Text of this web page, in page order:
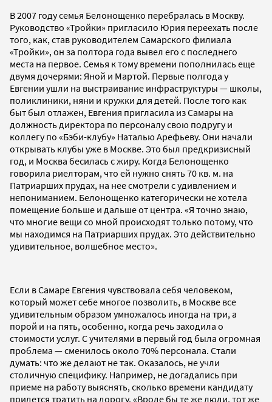
В 2007 году семья Белонощенко перебралась в Москву.
Руководство «Тройки» пригласило Юрия переехать после
того, как, став руководителем Самарского филиала
«Тройки», он за полтора года вывел его с последнего
места на первое. Семья к тому времени пополнилась еще
двумя дочерями: Яной и Мартой. Первые полгода у
Евгении ушли на выстраивание инфраструктуры — школы,
поликлиники, няни и кружки для детей. После того как
быт был отлажен, Евгения пригласила из Самары на
должность директора по персоналу свою подругу и
коллегу по «Бэби-клубу» Наталью Арефьеву. Они начали
открывать клубы уже в Москве. Это был предкризисный
год, и Москва бесилась с жиру. Когда Белонощенко
говорила риелторам, что ей нужно снять 70 кв. м. на
Патриарших прудах, на нее смотрели с удивлением и
непониманием. Белонощенко категорически не хотела
помещение больше и дальше от центра. «Я точно знаю,
что многие вещи со мной происходят только потому, что
мы находимся на Патриарших прудах. Это действительно
удивительное, волшебное место».
Если в Самаре Евгения чувствовала себя человеком,
который может себе многое позволить, в Москве все
удивительным образом умножалось иногда на три, а
порой и на пять, особенно, когда речь заходила о
стоимости услуг. С учителями в первый год была огромная
проблема — сменилось около 70% персонала. Стали
думать: что же делают не так. Оказалось, не учли
столичную специфику. Например, не догадались при
приеме на работу выяснять, сколько времени кандидату
придется тратить на дорогу. «Вроде бы те же люди, тот же